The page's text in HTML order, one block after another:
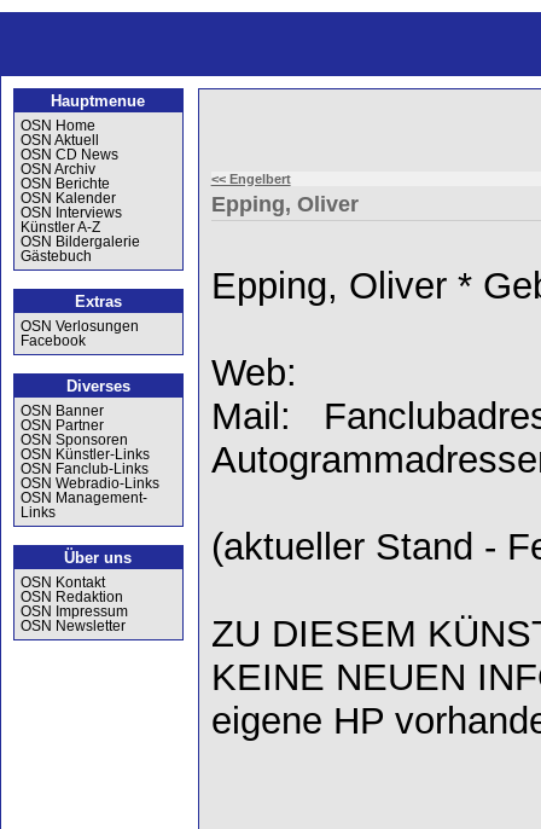
Hauptmenue
OSN Home
OSN Aktuell
OSN CD News
OSN Archiv
OSN Berichte
OSN Kalender
OSN Interviews
Künstler A-Z
OSN Bildergalerie
Gästebuch
Extras
OSN Verlosungen
Facebook
Diverses
OSN Banner
OSN Partner
OSN Sponsoren
OSN Künstler-Links
OSN Fanclub-Links
OSN Webradio-Links
OSN Management-
Links
Über uns
OSN Kontakt
OSN Redaktion
OSN Impressum
OSN Newsletter
<< Engelbert
Epping, Oliver
Epping, Oliver *
Web:
Mail:
(aktueller Stand -
ZU DIESEM
KEINE NEUEN
eigene HP